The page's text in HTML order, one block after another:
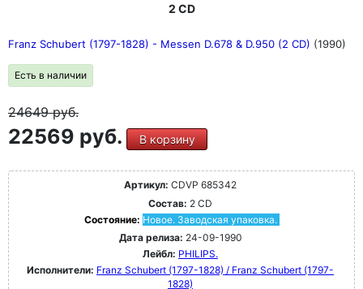
2 CD
Franz Schubert (1797-1828) - Messen D.678 & D.950 (2 CD) (1990)
Есть в наличии
24649руб.
22569 руб. В корзину
Артикул: CDVP 685342
Состав: 2 CD
Состояние: Новое. Заводская упаковка.
Дата релиза: 24-09-1990
Лейбл: PHILIPS.
Исполнители: Franz Schubert (1797-1828) / Franz Schubert (1797-
1828)